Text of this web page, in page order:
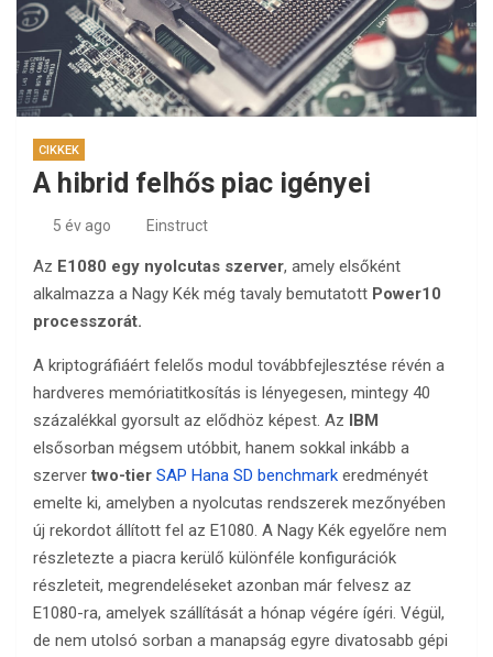
CIKKEK
A hibrid felhős piac igényei
5 év ago Einstruct
Az E1080 egy nyolcutas szerver, amely elsőként
alkalmazza a Nagy Kék még tavaly bemutatott Power10
processzorát.
A kriptográfiáért felelős modul továbbfejlesztése révén a
hardveres memóriatitkosítás is lényegesen, mintegy 40
százalékkal gyorsult az elődhöz képest. Az IBM
elsősorban mégsem utóbbit, hanem sokkal inkább a
szervertwo-tier SAP Hana SD benchmark eredményét
emelte ki, amelyben a nyolcutas rendszerek mezőnyében
új rekordot állított fel az E1080. A Nagy Kék egyelőre nem
részletezte a piacra kerülő különféle konfigurációk
részleteit, megrendeléseket azonban már felvesz az
E1080-ra, amelyek szállítását a hónap végére ígéri. Végül,
de nem utolsó sorban a manapság egyre divatosabb gépi